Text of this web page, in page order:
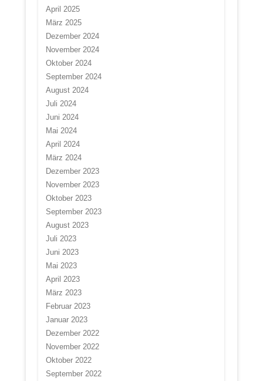
April 2025
März 2025
Dezember 2024
November 2024
Oktober 2024
September 2024
August 2024
Juli 2024
Juni 2024
Mai 2024
April 2024
März 2024
Dezember 2023
November 2023
Oktober 2023
September 2023
August 2023
Juli 2023
Juni 2023
Mai 2023
April 2023
März 2023
Februar 2023
Januar 2023
Dezember 2022
November 2022
Oktober 2022
September 2022